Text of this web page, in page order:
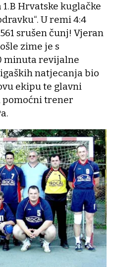
Hrvatske kuglačke
U remi 4:4
srušen čunj! Vjeran
zime je s
minuta revijalne
natjecanja bio
ekipu te glavni
pomoćni trener